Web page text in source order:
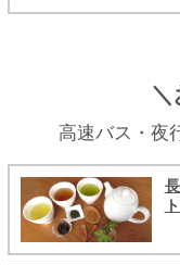
＼
高速バス・夜